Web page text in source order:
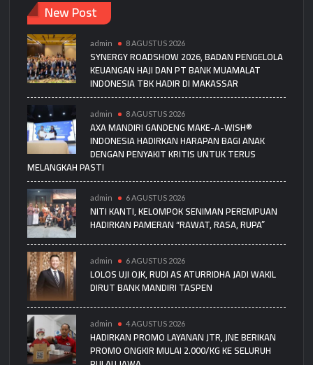
New Post
admin 8 AGUSTUS 2026
SYNERGY ROADSHOW 2026, BADAN PENGELOLA
KEUANGAN HAJI DAN PT BANK MUAMALAT
INDONESIA TBK HADIR DI MAKASSAR
admin 8 AGUSTUS 2026
AXA MANDIRI GANDENG MAKE-A-WISH®
INDONESIA HADIRKAN HARAPAN BAGI ANAK
DENGAN PENYAKIT KRITIS UNTUK TERUS
MELANGKAH PASTI
admin 6 AGUSTUS 2026
NITI KANTI, KELOMPOK SENIMAN PEREMPUAN
HADIRKAN PAMERAN “RAWAT, RASA, RUPA”
admin 6 AGUSTUS 2026
LOLOS UJI OJK, RUDI AS ATURRIDHA JADI WAKIL
DIRUT BANK MANDIRI TASPEN
admin 4 AGUSTUS 2026
HADIRKAN PROMO LAYANAN JTR, JNE BERIKAN
PROMO ONGKIR MULAI 2.000/KG KE SELURUH